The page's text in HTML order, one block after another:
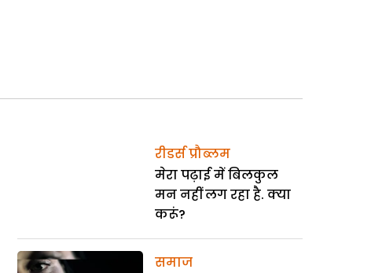
रीडर्स प्रौब्लम
मेरा पढ़ाई में बिलकुल
मन नहीं लग रहा है. क्या
करूं?
समाज